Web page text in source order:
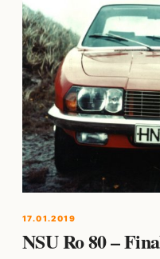
17.01.2019
NSU Ro 80 –